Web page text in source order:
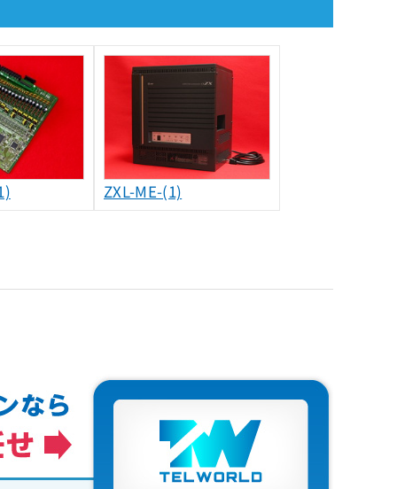
ZXL-ME-(1)